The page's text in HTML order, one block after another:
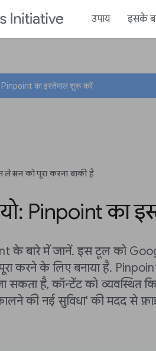
उपाय इसके
Pinpoint का इस्तेमाल शुरू करें
लेसन को पूरा करना बाकी है
Pinpoint का
के बारे में जानें. इस टूल को
करने के लिए बनाया है.
सकता है, कॉन्टेंट को व्यवस्थित
की नई सुविधा' की मदद से